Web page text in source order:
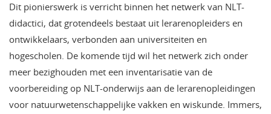
Dit pionierswerk is verricht binnen het netwerk van NLT-
didactici, dat grotendeels bestaat uit lerarenopleiders en
ontwikkelaars, verbonden aan universiteiten en
hogescholen. De komende tijd wil het netwerk zich onder
meer bezighouden met een inventarisatie van de
voorbereiding op NLT-onderwijs aan de lerarenopleidingen
voor natuurwetenschappelijke vakken en wiskunde. Immers,